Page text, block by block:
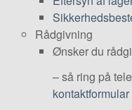
Rådgivning
Ønsker du
– så ring på
kontaktformular